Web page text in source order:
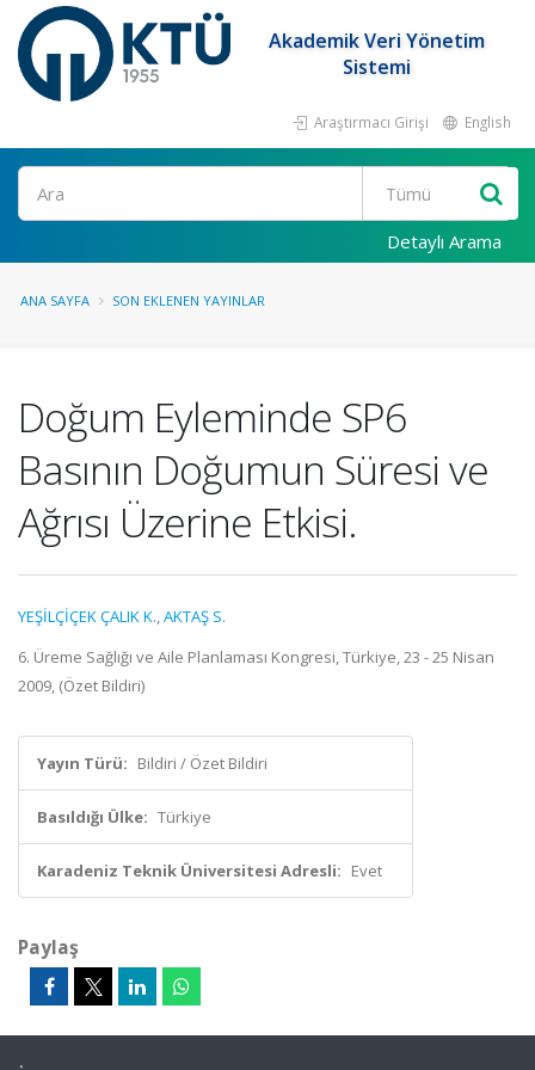
Akademik Veri Yönetim
Sistemi
Araştırmacı Girişi English
Ara
Detaylı Arama
ANA SAYFA SON EKLENEN YAYINLAR
Doğum Eyleminde SP6
Basının Doğumun Süresi ve
Ağrısı Üzerine Etkisi.
YEŞİLÇİÇEK ÇALIK K.,AKTAŞ S.
6. Üreme Sağlığı ve Aile Planlaması Kongresi, Türkiye, 23 - 25 Nisan
2009, (Özet Bildiri)
Yayın Türü: Bildiri / Özet Bildiri
Basıldığı Ülke: Türkiye
Karadeniz Teknik Üniversitesi Adresli: Evet
Paylaş